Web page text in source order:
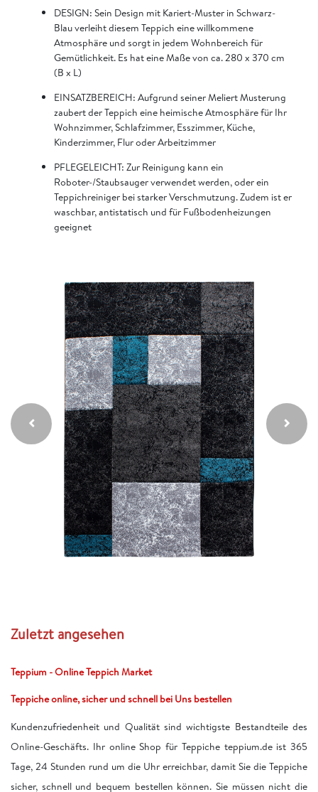
DESIGN: Sein Design mit Kariert-Muster in Schwarz-
Blau verleiht diesem Teppich eine willkommene
Atmosphäre und sorgt in jedem Wohnbereich für
Gemütlichkeit. Es hat eine Maße von ca. 280 x 370 cm
(B x L)
EINSATZBEREICH: Aufgrund seiner Meliert Musterung
zaubert der Teppich eine heimische Atmosphäre für Ihr
Wohnzimmer, Schlafzimmer, Esszimmer, Küche,
Kinderzimmer, Flur oder Arbeitzimmer
PFLEGELEICHT: Zur Reinigung kann ein
Roboter-/Staubsauger verwendet werden, oder ein
Teppichreiniger bei starker Verschmutzung. Zudem ist er
waschbar, antistatisch und für Fußbodenheizungen
geeignet
Zuletzt angesehen
Teppium - Online Teppich Market
Teppiche online, sicher und schnell bei Uns bestellen
Kundenzufriedenheit und Qualität sind wichtigste Bestandteile des
Online-Geschäfts. Ihr online Shop für Teppiche teppium.de ist 365
Tage, 24 Stunden rund um die Uhr erreichbar, damit Sie die Teppiche
sicher, schnell und bequem bestellen können. Sie müssen nicht die